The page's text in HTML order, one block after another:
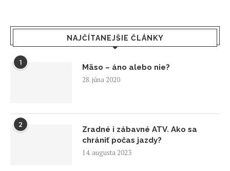
NAJČÍTANEJŠIE ČLÁNKY
1
Mäso – áno alebo nie?
28. júna 2020
2
Zradné i zábavné ATV. Ako sa
chrániť počas jazdy?
14. augusta 2023